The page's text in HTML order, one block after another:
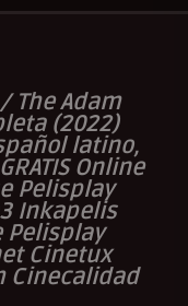
The Adam
(2022)
latino,
Online
Pelisplay
Inkapelis
Pelisplay
Cinetux
Cinecalidad